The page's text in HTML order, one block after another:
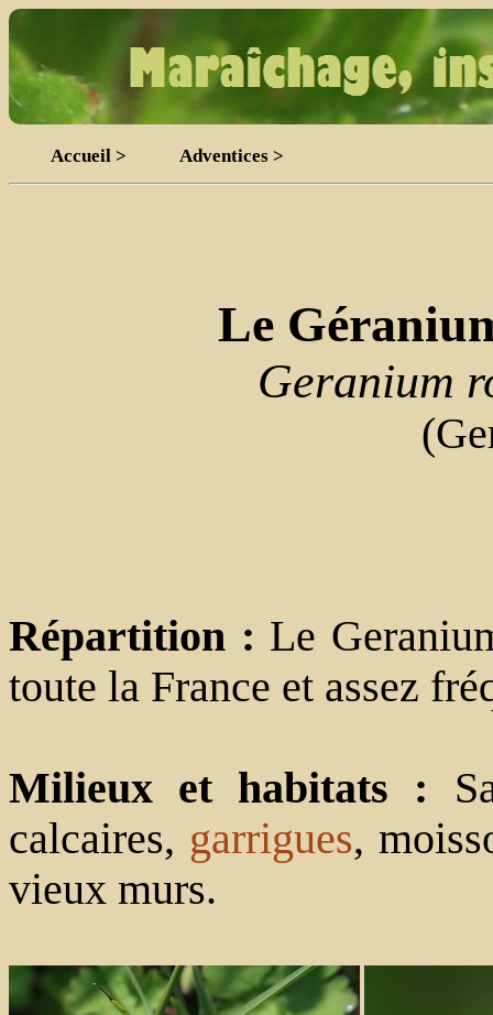
Accueil > Adventices >
Le
Geranium
Répartition : Le
toute la France et assez
Milieux et habitats :
calcaires, garrigues,
vieux murs.